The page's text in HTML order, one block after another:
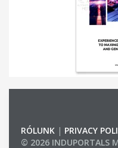
RÓLUNK | PRIVACY
© 2026 INDUPORTALS